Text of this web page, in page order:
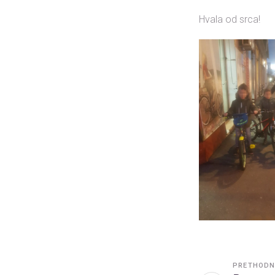
Hvala od srca!